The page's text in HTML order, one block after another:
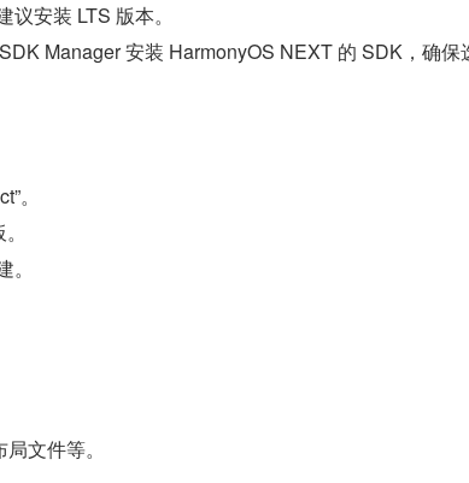
安装 LTS 版本。
Manager 安装 HarmonyOS NEXT 的 SDK，确保
。
文件等。